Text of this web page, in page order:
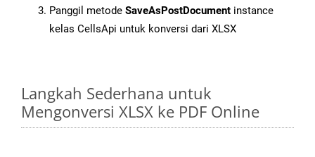
Panggil metode SaveAsPostDocument instance
kelas CellsApi untuk konversi dari XLSX
Langkah Sederhana untuk
Mengonversi XLSX ke PDF Online